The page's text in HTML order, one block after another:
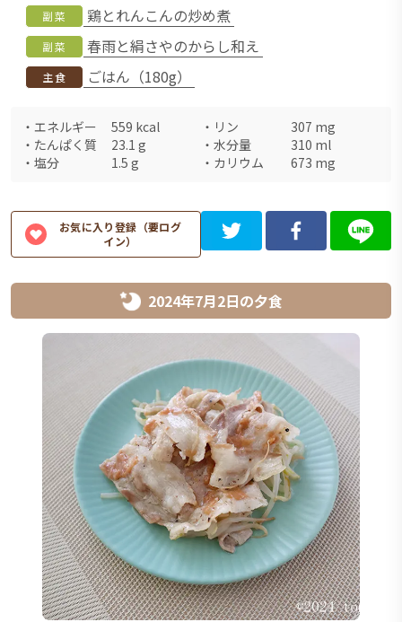
副菜 鶏とれんこんの炒め煮
副菜 春雨と絹さやのからし和え
主食 ごはん（180g）
・ エネルギー 559 kcal ・ リン 307 mg
・ たんぱく質 23.1 g ・ 水分量 310 ml
・ 塩分 1.5 g ・ カリウム 673 mg
お気に入り登録（要ログ
イン）
2024年7月2日の夕食